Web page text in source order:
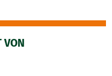
VON